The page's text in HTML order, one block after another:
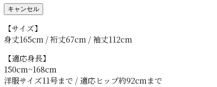
キャンセル
【サイズ】
身丈165cm / 裄丈67cm / 袖丈112cm
【適応身長】
150cm~168cm
洋服サイズ11号まで / 適応ヒップ約92cmまで